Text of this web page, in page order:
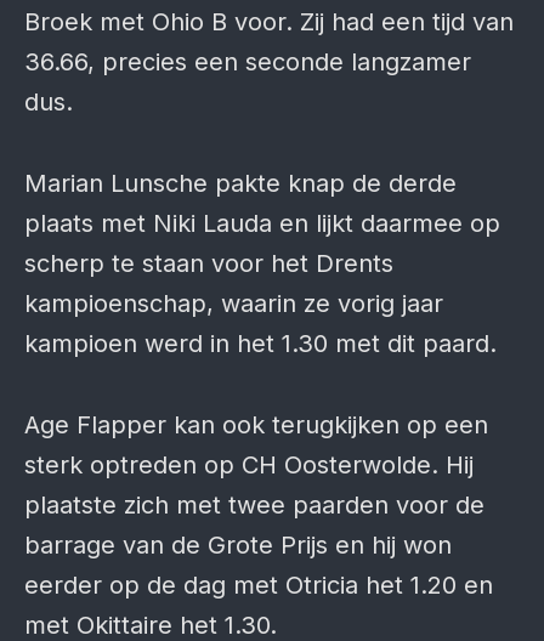
Broek met Ohio B voor. Zij had een tijd van
36.66, precies een seconde langzamer
dus.
Marian Lunsche pakte knap de derde
plaats met Niki Lauda en lijkt daarmee op
scherp te staan voor het Drents
kampioenschap, waarin ze vorig jaar
kampioen werd in het 1.30 met dit paard.
Age Flapper kan ook terugkijken op een
sterk optreden op CH Oosterwolde. Hij
plaatste zich met twee paarden voor de
barrage van de Grote Prijs en hij won
eerder op de dag met Otricia het 1.20 en
met Okittaire het 1.30.